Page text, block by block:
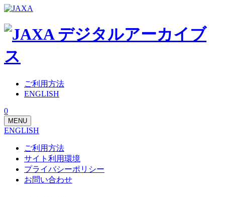
ご利用方法
ENGLISH
0
MENU
ENGLISH
ご利用方法
サイト利用環境
プライバシーポリシー
お問い合わせ